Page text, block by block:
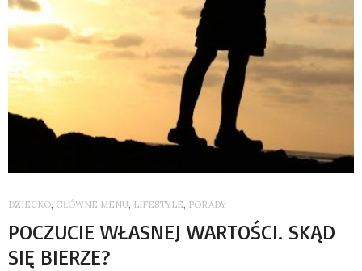
DZIECKO, GŁÓWNE MENU, LIFESTYLE, PORADY -
POCZUCIE WŁASNEJ WARTOŚCI. SKĄD
SIĘ BIERZE?